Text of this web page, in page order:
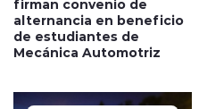
firman convenio de
alternancia en beneficio
de estudiantes de
Mecánica Automotriz